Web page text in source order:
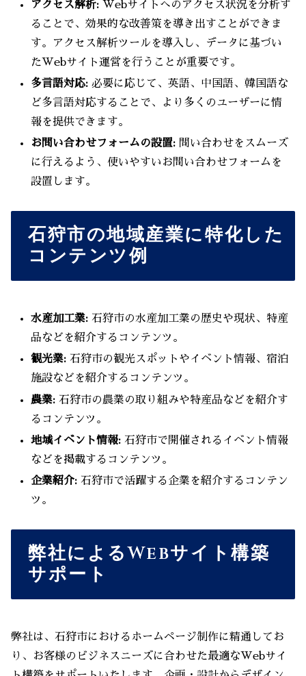
アクセス解析: Webサイトへのアクセス状況を分析す
ることで、効果的な改善策を導き出すことができま
す。アクセス解析ツールを導入し、データに基づい
たWebサイト運営を行うことが重要です。
多言語対応: 必要に応じて、英語、中国語、韓国語な
ど多言語対応することで、より多くのユーザーに情
報を提供できます。
お問い合わせフォームの設置: 問い合わせをスムーズ
に行えるよう、使いやすいお問い合わせフォームを
設置します。
石狩市の地域産業に特化した
コンテンツ例
水産加工業: 石狩市の水産加工業の歴史や現状、特産
品などを紹介するコンテンツ。
観光業: 石狩市の観光スポットやイベント情報、宿泊
施設などを紹介するコンテンツ。
農業: 石狩市の農業の取り組みや特産品などを紹介す
るコンテンツ。
地域イベント情報: 石狩市で開催されるイベント情報
などを掲載するコンテンツ。
企業紹介: 石狩市で活躍する企業を紹介するコンテン
ツ。
弊社によるWebサイト構築
サポート
弊社は、石狩市におけるホームページ制作に精通してお
り、お客様のビジネスニーズに合わせた最適なWebサイ